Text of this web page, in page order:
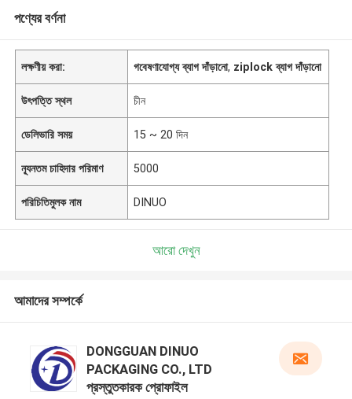
পণ্যের বর্ণনা
লক্ষণীয় করা: গবেষণাযোগ্য ব্যাগ দাঁড়ানো, ziplock ব্যাগ দাঁড়ানো
উৎপত্তি স্থল চীন
ডেলিভারি সময় 15 ~ 20 দিন
ন্যূনতম চাহিদার পরিমাণ 5000
পরিচিতিমুলক নাম DINUO
আরো দেখুন
আমাদের সম্পর্কে
DONGGUAN DINUO
PACKAGING CO., LTD
প্রস্তুতকারক প্রোফাইল